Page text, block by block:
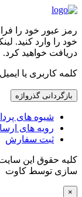
رمز عبور خود را
خود را وارد کنید.
دریافت خواهید کرد.
کلمه کاربری یا ایمیل
بازگردانی گذرواژه
شیوه های
رویه های
ثبت سفارش
کلیه حقوق این
سازی توسط کاوت
×